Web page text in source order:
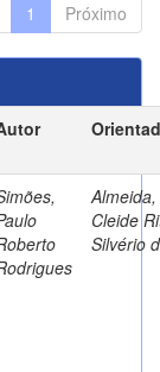
1 Próximo
Almeida,
Cleide
Silvério